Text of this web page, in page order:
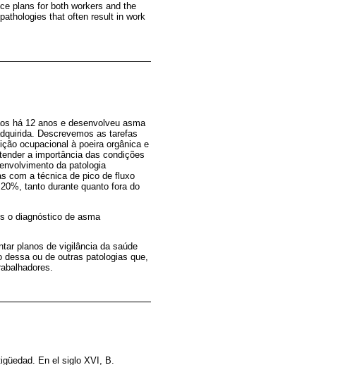
plans for both workers and the
that often result in work
há 12 anos e desenvolveu asma
Descrevemos as tarefas
ocupacional à poeira orgânica e
a importância das condições
da patologia
com a técnica de pico de fluxo
tanto durante quanto fora do
o diagnóstico de asma
planos de vigilância da saúde
ou de outras patologias que,
En el siglo XVI, B.